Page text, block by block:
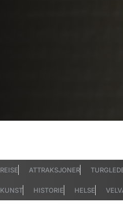
REISE ATTRAKSJONER
KUNST HISTORIE HELSE